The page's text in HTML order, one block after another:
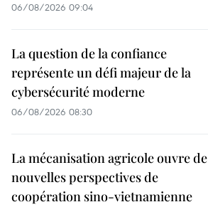
06/08/2026 09:04
La question de la confiance
représente un défi majeur de la
cybersécurité moderne
06/08/2026 08:30
La mécanisation agricole ouvre de
nouvelles perspectives de
coopération sino-vietnamienne